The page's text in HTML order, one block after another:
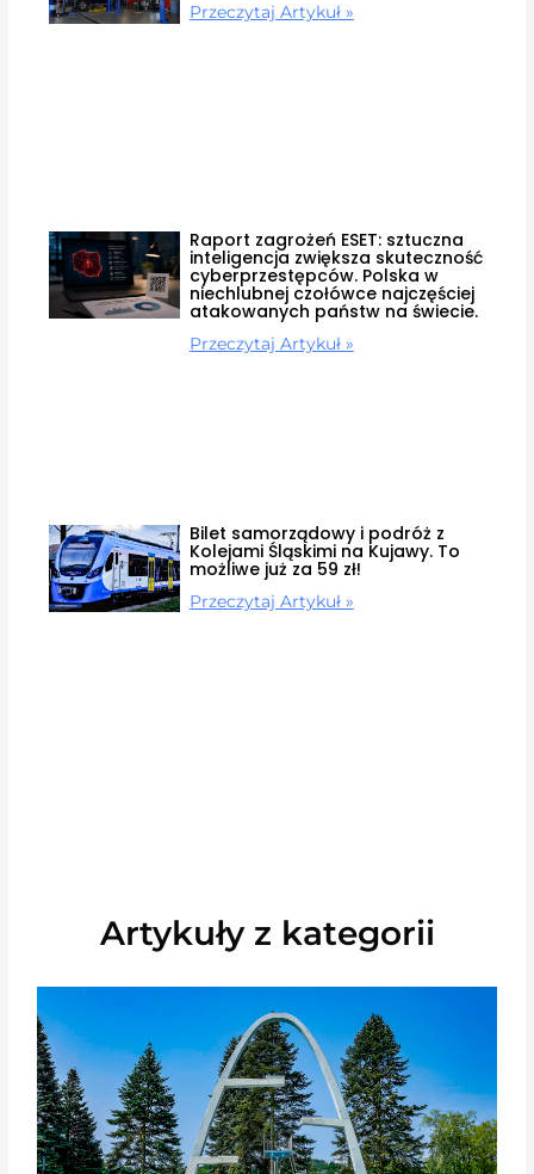
Przeczytaj Artykuł »
Raport zagrożeń ESET: sztuczna
inteligencja zwiększa skuteczność
cyberprzestępców. Polska w
niechlubnej czołówce najczęściej
atakowanych państw na świecie.
Przeczytaj Artykuł »
Bilet samorządowy i podróż z
Kolejami Śląskimi na Kujawy. To
możliwe już za 59 zł!
Przeczytaj Artykuł »
Artykuły z kategorii